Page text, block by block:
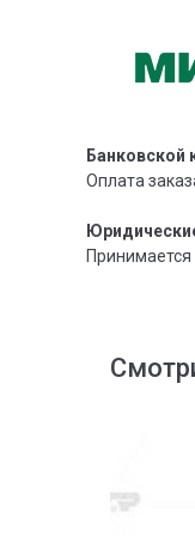
Банковской
Оплата